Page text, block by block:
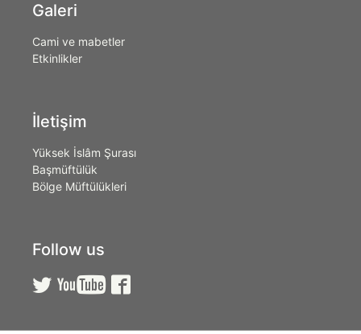
Galeri
Cami ve mabetler
Etkinlikler
İletişim
Yüksek İslâm Şurası
Başmüftülük
Bölge Müftülükleri
Follow us
  